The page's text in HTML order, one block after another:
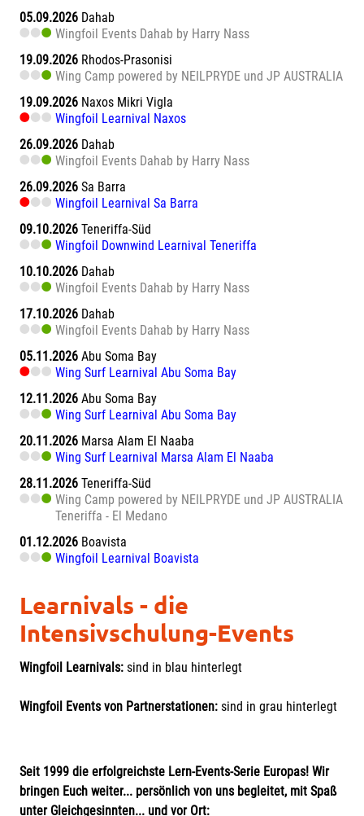
05.09.2026 Dahab
Wingfoil Events Dahab by Harry Nass
19.09.2026 Rhodos-Prasonisi
Wing Camp powered by NEILPRYDE und JP AUSTRALIA
19.09.2026 Naxos Mikri Vigla
Wingfoil Learnival Naxos
26.09.2026 Dahab
Wingfoil Events Dahab by Harry Nass
26.09.2026 Sa Barra
Wingfoil Learnival Sa Barra
09.10.2026 Teneriffa-Süd
Wingfoil Downwind Learnival Teneriffa
10.10.2026 Dahab
Wingfoil Events Dahab by Harry Nass
17.10.2026 Dahab
Wingfoil Events Dahab by Harry Nass
05.11.2026 Abu Soma Bay
Wing Surf Learnival Abu Soma Bay
12.11.2026 Abu Soma Bay
Wing Surf Learnival Abu Soma Bay
20.11.2026 Marsa Alam El Naaba
Wing Surf Learnival Marsa Alam El Naaba
28.11.2026 Teneriffa-Süd
Wing Camp powered by NEILPRYDE und JP AUSTRALIA
Teneriffa - El Medano
01.12.2026 Boavista
Wingfoil Learnival Boavista
Learnivals - die
Intensivschulung-Events
Wingfoil Learnivals: sind in blau hinterlegt
Wingfoil Events von Partnerstationen: sind in grau hinterlegt
Seit 1999 die erfolgreichste Lern-Events-Serie Europas! Wir
bringen Euch weiter... persönlich von uns begleitet, mit Spaß
unter Gleichgesinnten... und vor Ort: